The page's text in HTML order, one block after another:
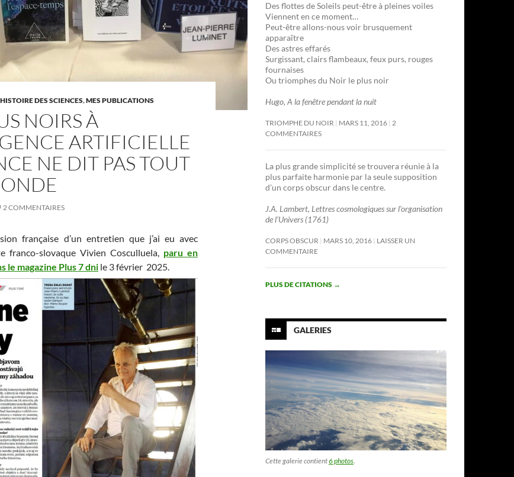
HISTOIRE DES SCIENCES,MES PUBLICATIONS
NOIRS À
ARTIFICIELLE
NE DIT PAS TOUT
2 COMMENTAIRES
française d’un entretien que j’ai eu avec
franco-slovaque Vivien Cosculluela, paru en
le magazine Plus 7 dni le 3 février 2025.
Des flottes de Soleils peut-être à pleines voiles
Viennent en ce moment…
Peut-être allons-nous voir brusquement
apparaître
Des astres effarés
Surgissant, clairs flambeaux, feux purs, rouges
fournaises
Ou triomphes du Noir le plus noir
Hugo, A la fenêtre pendant la nuit
TRIOMPHE DU NOIR MARS 11, 2016 2
COMMENTAIRES
La plus grande simplicité se trouvera réunie à la
plus parfaite harmonie par la seule supposition
d’un corps obscur dans le centre.
J.A. Lambert, Lettres cosmologiques sur l’organisation
de l’Univers (1761)
CORPS OBSCUR MARS 10, 2016 LAISSER UN
COMMENTAIRE
PLUS DE CITATIONS →
GALERIES
Cette galerie contient6 photos.